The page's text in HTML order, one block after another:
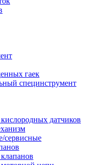
гаек
специнструмент
датчиков
сервисные